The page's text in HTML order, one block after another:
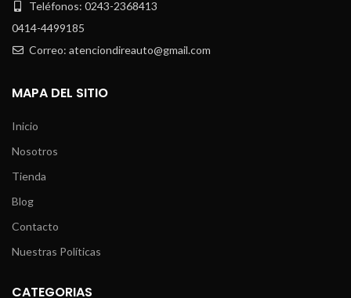
Teléfonos: 0243-2368413
0414-4499185
Correo: atenciondireauto@gmail.com
MAPA DEL SITIO
Inicio
Nosotros
Tienda
Blog
Contacto
Nuestras Políticas
CATEGORIAS